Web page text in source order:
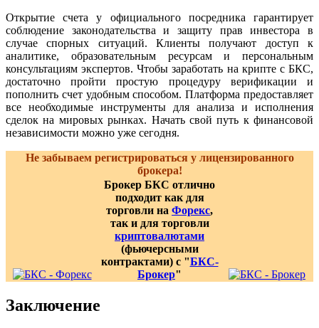
Открытие счета у официального посредника гарантирует
соблюдение законодательства и защиту прав инвестора в
случае спорных ситуаций. Клиенты получают доступ к
аналитике, образовательным ресурсам и персональным
консультациям экспертов. Чтобы заработать на крипте с БКС,
достаточно пройти простую процедуру верификации и
пополнить счет удобным способом. Платформа предоставляет
все необходимые инструменты для анализа и исполнения
сделок на мировых рынках. Начать свой путь к финансовой
независимости можно уже сегодня.
Не забываем регистрироваться у лицензированного
брокера!
Брокер БКС отлично
подходит как для
торговли на Форекс,
так и для торговли
криптовалютами
(фьючерсными
контрактами) с "БКС-
Брокер"
Заключение